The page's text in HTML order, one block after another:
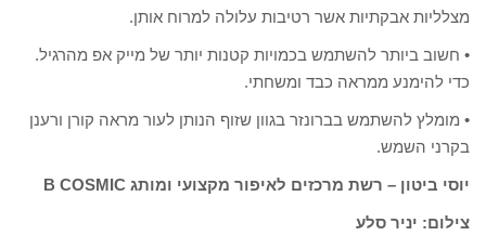
מצלליות אבקתיות אשר רטיבות עלולה למרוח אותן.
• חשוב ביותר להשתמש בכמויות קטנות יותר של מייק אפ מהרגיל.
כדי להימנע ממראה כבד ומשחתי.
• מומלץ להשתמש בברונזר בגוון שזוף הנותן לעור מראה קורן ורענן
בקרני השמש.
יוסי ביטון – רשת מרכזים לאיפור מקצועי ומותג B COSMIC
צילום: יניר סלע